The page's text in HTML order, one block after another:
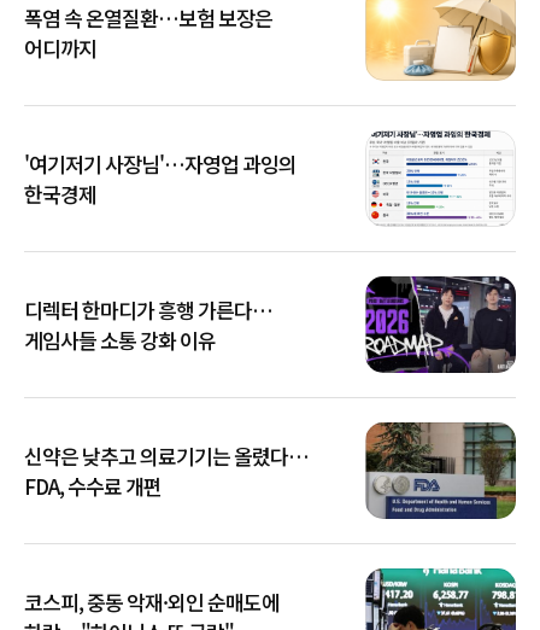
폭염 속 온열질환…보험 보장은
어디까지
'여기저기 사장님'…자영업 과잉의
한국경제
디렉터 한마디가 흥행 가른다…
게임사들 소통 강화 이유
신약은 낮추고 의료기기는 올렸다…
FDA, 수수료 개편
코스피, 중동 악재·외인 순매도에